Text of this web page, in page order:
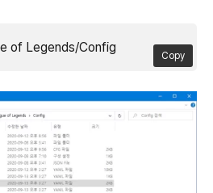
of Legends/Config
Copy